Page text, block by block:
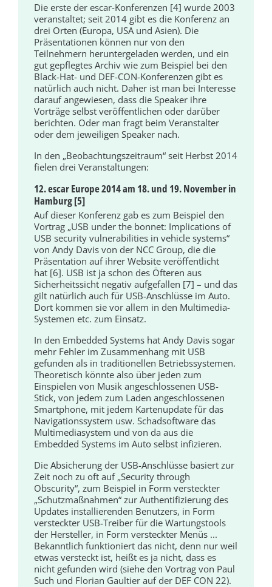
Die erste der escar-Konferenzen [4] wurde 2003
veranstaltet; seit 2014 gibt es die Konferenz an
drei Orten (Europa, USA und Asien). Die
Präsentationen können nur von den
Teilnehmern heruntergeladen werden, und ein
gut gepflegtes Archiv wie zum Beispiel bei den
Black-Hat- und DEF-CON-Konferenzen gibt es
natürlich auch nicht. Daher ist man bei Interesse
darauf angewiesen, dass die Speaker ihre
Vorträge selbst veröffentlichen oder darüber
berichten. Oder man fragt beim Veranstalter
oder dem jeweiligen Speaker nach.
In den „Beobachtungszeitraum“ seit Herbst 2014
fielen drei Veranstaltungen:
12. escar Europe 2014 am 18. und 19. November in
Hamburg [5]
Auf dieser Konferenz gab es zum Beispiel den
Vortrag „USB under the bonnet: Implications of
USB security vulnerabilities in vehicle systems“
von Andy Davis von der NCC Group, die die
Präsentation auf ihrer Website veröffentlicht
hat [6]. USB ist ja schon des Öfteren aus
Sicherheitssicht negativ aufgefallen [7] – und das
gilt natürlich auch für USB-Anschlüsse im Auto.
Dort kommen sie vor allem in den Multimedia-
Systemen etc. zum Einsatz.
In den Embedded Systems hat Andy Davis sogar
mehr Fehler im Zusammenhang mit USB
gefunden als in traditionellen Betriebssystemen.
Theoretisch könnte also über jeden zum
Einspielen von Musik angeschlossenen USB-
Stick, von jedem zum Laden angeschlossenen
Smartphone, mit jedem Kartenupdate für das
Navigationssystem usw. Schadsoftware das
Multimediasystem und von da aus die
Embedded Systems im Auto selbst infizieren.
Die Absicherung der USB-Anschlüsse basiert zur
Zeit noch zu oft auf „Security through
Obscurity“, zum Beispiel in Form versteckter
„Schutzmaßnahmen“ zur Authentifizierung des
Updates installierenden Benutzers, in Form
versteckter USB-Treiber für die Wartungstools
der Hersteller, in Form versteckter Menüs ...
Bekanntlich funktioniert das nicht, denn nur weil
etwas versteckt ist, heißt es ja nicht, dass es
nicht gefunden wird (siehe den Vortrag von Paul
Such und Florian Gaultier auf der DEF CON 22).